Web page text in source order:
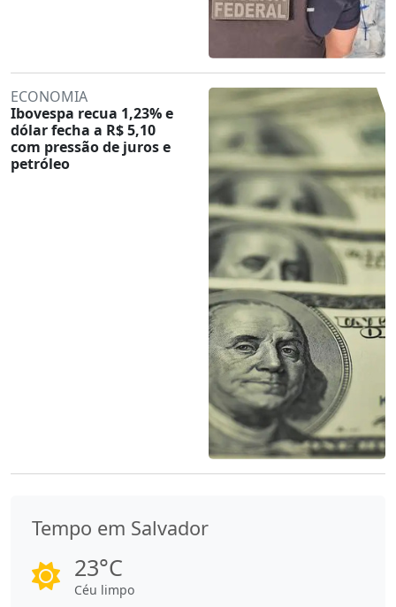
ECONOMIA
Ibovespa recua 1,23% e
dólar fecha a R$ 5,10
com pressão de juros e
petróleo
Tempo em Salvador
23°C
Céu limpo